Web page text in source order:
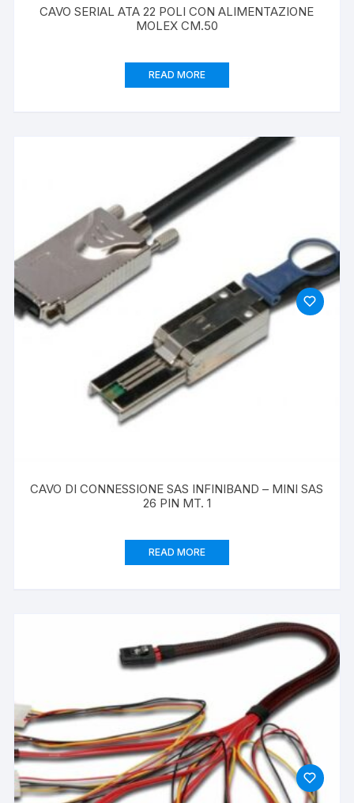
CAVO SERIAL ATA 22 POLI CON ALIMENTAZIONE
MOLEX CM.50
READ MORE
CAVO DI CONNESSIONE SAS INFINIBAND – MINI SAS
26 PIN MT. 1
READ MORE